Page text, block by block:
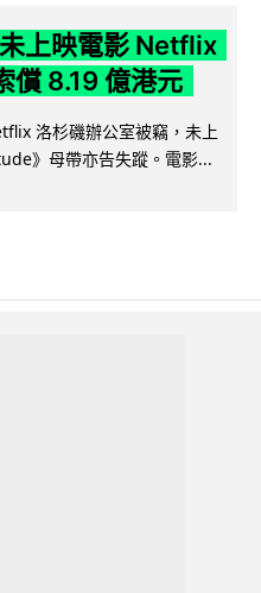
上映電影 Netflix
償 8.19 億港元
洛杉磯辦公室被竊，未上
》母帶亦告失蹤。電影...